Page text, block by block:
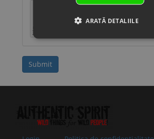
Submit
ARATĂ DETALIILE